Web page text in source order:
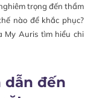
trọng đến thẩm
nào để khắc phục?
My Auris tìm hiểu chi
dẫn đến